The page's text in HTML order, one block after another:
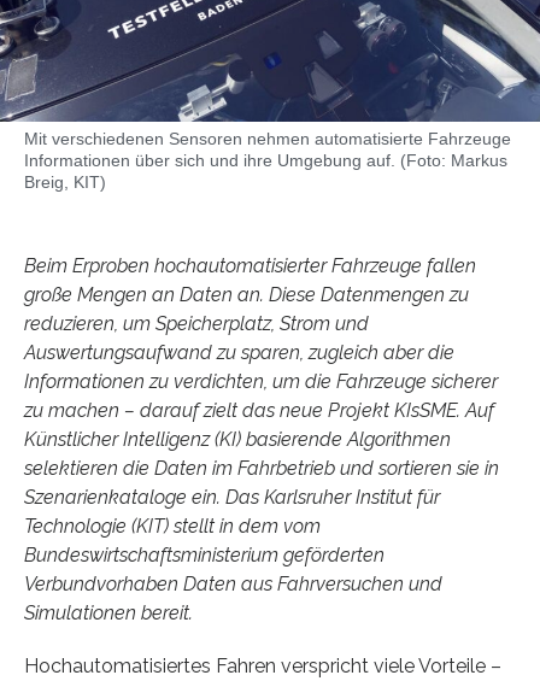
Mit verschiedenen Sensoren nehmen automatisierte Fahrzeuge
Informationen über sich und ihre Umgebung auf. (Foto: Markus
Breig, KIT)
Beim Erproben hochautomatisierter Fahrzeuge fallen
große Mengen an Daten an. Diese Datenmengen zu
reduzieren, um Speicherplatz, Strom und
Auswertungsaufwand zu sparen, zugleich aber die
Informationen zu verdichten, um die Fahrzeuge sicherer
zu machen – darauf zielt das neue Projekt KIsSME. Auf
Künstlicher Intelligenz (KI) basierende Algorithmen
selektieren die Daten im Fahrbetrieb und sortieren sie in
Szenarienkataloge ein. Das Karlsruher Institut für
Technologie (KIT) stellt in dem vom
Bundeswirtschaftsministerium geförderten
Verbundvorhaben Daten aus Fahrversuchen und
Simulationen bereit.
Hochautomatisiertes Fahren verspricht viele Vorteile –